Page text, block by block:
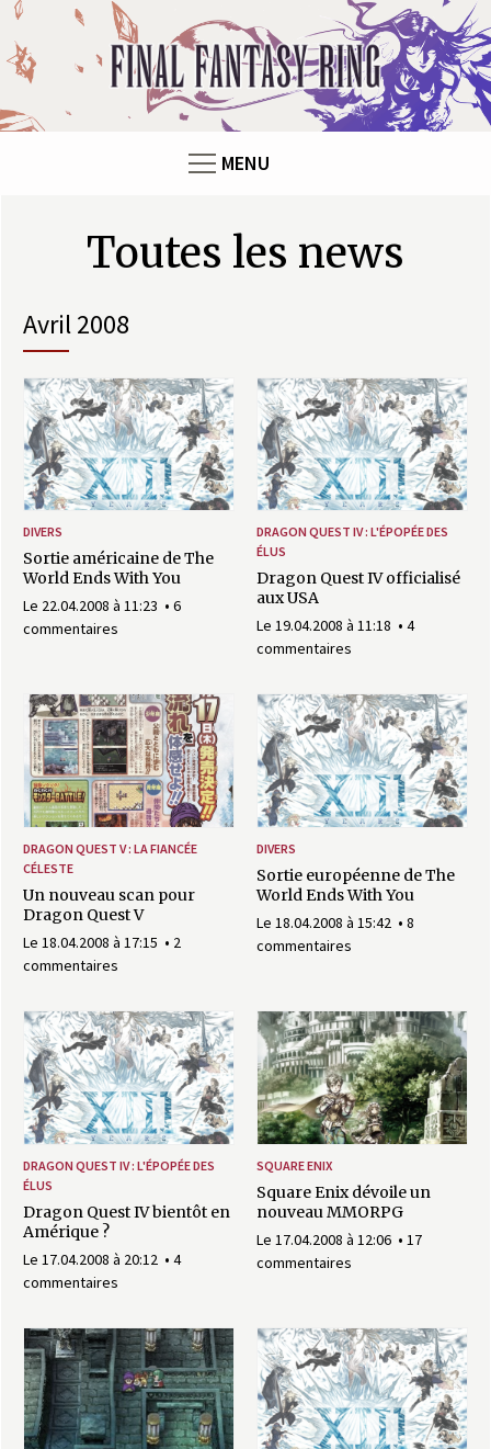
F
n
MENU
Toutes les news
avril 2008
DIVERS
Sortie américaine de The
World Ends With You
Le 22.04.2008 à 11:23
6
commentaires
DRAGON QUEST IV : L'ÉPOPÉE DES
ÉLUS
Dragon Quest IV officialisé
aux USA
Le 19.04.2008 à 11:18
4
commentaires
DRAGON QUEST V : LA FIANCÉE
CÉLESTE
Un nouveau scan pour
Dragon Quest V
Le 18.04.2008 à 17:15
2
commentaires
DIVERS
Sortie européenne de The
World Ends With You
Le 18.04.2008 à 15:42
8
commentaires
DRAGON QUEST IV : L'ÉPOPÉE DES
ÉLUS
Dragon Quest IV bientôt en
Amérique ?
Le 17.04.2008 à 20:12
4
commentaires
SQUARE ENIX
Square Enix dévoile un
nouveau MMORPG
Le 17.04.2008 à 12:06
17
commentaires
Pages